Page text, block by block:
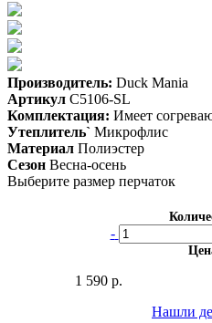
Производитель: Duck Mania
Артикул C5106-SL
Комплектация: Имеет
Утеплитель` Микрофлис
Материал Полиэстер
Сезон Весна-осень
Выберите размер перчаток
-
1 590 р.
Нашли